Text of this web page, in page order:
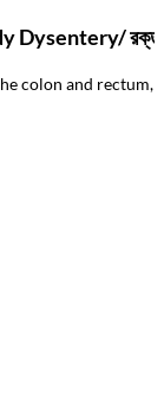
Dysentery/ রক্ত
colon and